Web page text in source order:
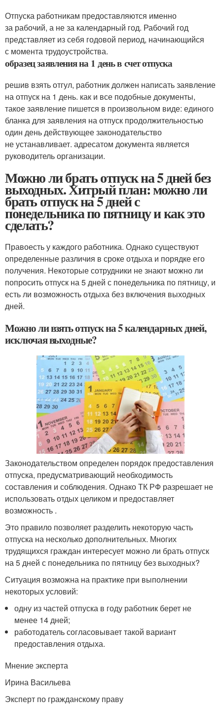
Отпуска работникам предоставляются именно
за рабочий, а не за календарный год. Рабочий год
представляет из себя годовой период, начинающийся
с момента трудоустройства.
образец заявления на 1 день в счет отпуска
решив взять отгул, работник должен написать заявление
на отпуск на 1 день. как и все подобные документы,
такое заявление пишется в произвольном виде: единого
бланка для заявления на отпуск продолжительностью
один день действующее законодательство
не устанавливает. адресатом документа является
руководитель организации.
Можно ли брать отпуск на 5 дней без
выходных. Хитрый план: можно ли
брать отпуск на 5 дней с
понедельника по пятницу и как это
сделать?
Правоесть у каждого работника. Однако существуют
определенные различия в сроке отдыха и порядке его
получения. Некоторые сотрудники не знают можно ли
попросить отпуск на 5 дней с понедельника по пятницу, и
есть ли возможность отдыха без включения выходных
дней.
Можно ли взять отпуск на 5 календарных дней,
исключая выходные?
Законодательством определен порядок предоставления
отпуска, предусматривающий необходимость
составления и соблюдения. Однако ТК РФ разрешает не
использовать отдых целиком и предоставляет
возможность .
Это правило позволяет разделить некоторую часть
отпуска на несколько дополнительных. Многих
трудящихся граждан интересует можно ли брать отпуск
на 5 дней с понедельника по пятницу без выходных?
Ситуация возможна на практике при выполнении
некоторых условий:
одну из частей отпуска в году работник берет не
менее 14 дней;
работодатель согласовывает такой вариант
предоставления отдыха.
Мнение эксперта
Ирина Васильева
Эксперт по гражданскому праву